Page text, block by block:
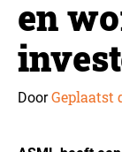
en
DoorGeplaatst